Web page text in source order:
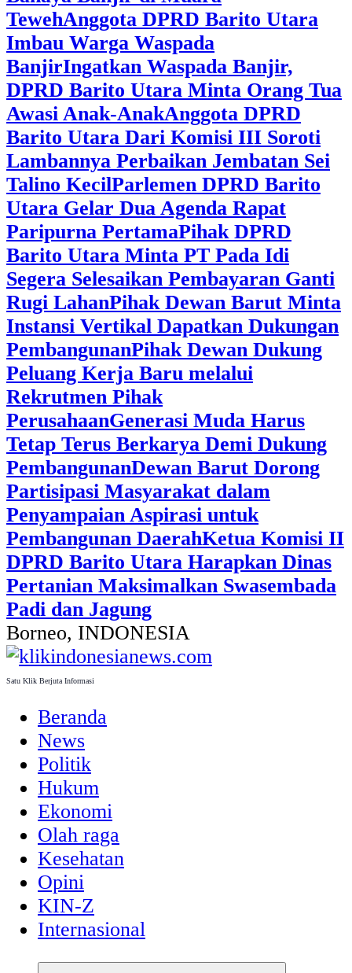
TewehAnggota DPRD Barito Utara
Imbau Warga Waspada
BanjirIngatkan Waspada Banjir,
DPRD Barito Utara Minta Orang Tua
Awasi Anak-AnakAnggota DPRD
Barito Utara Dari Komisi III Soroti
Lambannya Perbaikan Jembatan Sei
Talino KecilParlemen DPRD Barito
Utara Gelar Dua Agenda Rapat
Paripurna PertamaPihak DPRD
Barito Utara Minta PT Pada Idi
Segera Selesaikan Pembayaran Ganti
Rugi LahanPihak Dewan Barut Minta
Instansi Vertikal Dapatkan Dukungan
PembangunanPihak Dewan Dukung
Peluang Kerja Baru melalui
Rekrutmen Pihak
PerusahaanGenerasi Muda Harus
Tetap Terus Berkarya Demi Dukung
PembangunanDewan Barut Dorong
Partisipasi Masyarakat dalam
Penyampaian Aspirasi untuk
Pembangunan DaerahKetua Komisi II
DPRD Barito Utara Harapkan Dinas
Pertanian Maksimalkan Swasembada
Padi dan Jagung
Borneo, INDONESIA
Satu Klik Berjuta Informasi
Beranda
News
Politik
Hukum
Ekonomi
Olah raga
Kesehatan
Opini
KIN-Z
Internasional